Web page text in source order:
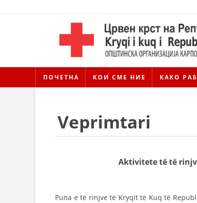
ПОЧЕТНА КОИ СМЕ НИЕ КАКО
Veprimtari
Aktivitete të të
Puna e të rinjve të Kryqit të Kuq të